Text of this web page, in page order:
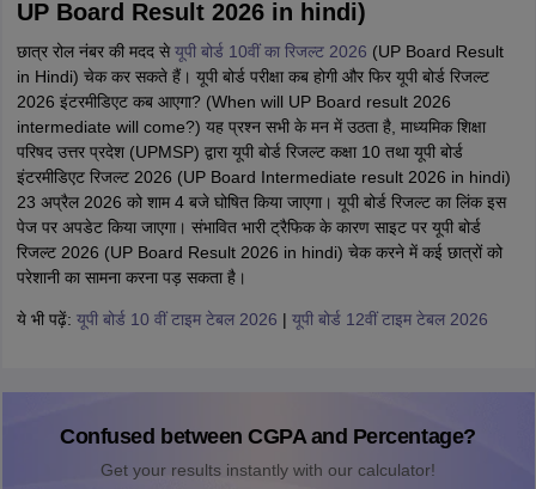
UP Board Result 2026 in hindi)
छात्र रोल नंबर की मदद सेयूपी बोर्ड 10वीं का रिजल्ट 2026 (UP Board Result
in Hindi) चेक कर सकते हैं। यूपी बोर्ड परीक्षा कब होगी और फिर यूपी बोर्ड रिजल्ट
2026 इंटरमीडिएट कब आएगा? (When will UP Board result 2026
intermediate will come?) यह प्रश्न सभी के मन में उठता है, माध्यमिक शिक्षा
परिषद उत्तर प्रदेश (UPMSP) द्वारा यूपी बोर्ड रिजल्ट कक्षा 10 तथा यूपी बोर्ड
इंटरमीडिएट रिजल्ट 2026 (UP Board Intermediate result 2026 in hindi)
23 अप्रैल 2026 को शाम 4 बजे घोषित किया जाएगा। यूपी बोर्ड रिजल्ट का लिंक इस
पेज पर अपडेट किया जाएगा। संभावित भारी ट्रैफिक के कारण साइट पर यूपी बोर्ड
रिजल्ट 2026 (UP Board Result 2026 in hindi) चेक करने में कई छात्रों को
परेशानी का सामना करना पड़ सकता है।
ये भी पढ़ें: यूपी बोर्ड 10 वीं टाइम टेबल 2026 | यूपी बोर्ड 12वीं टाइम टेबल 2026
Confused between CGPA and Percentage?
Get your results instantly with our calculator!